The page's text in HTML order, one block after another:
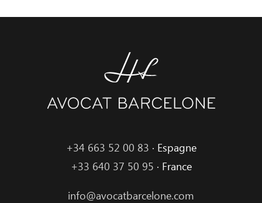
+34 663 52 00 83 · Espagne
+33 640 37 50 95 · France
info@avocatbarcelone.com